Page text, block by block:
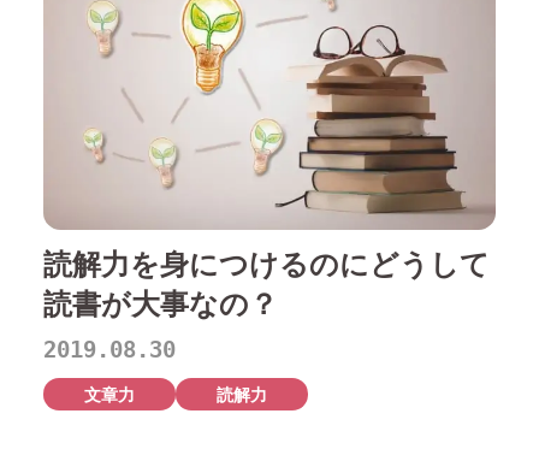
読解力を身につけるのにどうして
読書が大事なの？
2019.08.30
文章力 読解力